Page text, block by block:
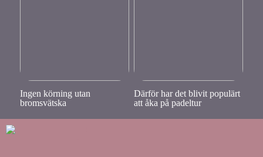
Ingen körning utan
bromsvätska
Därför har det blivit populärt
att åka på padeltur